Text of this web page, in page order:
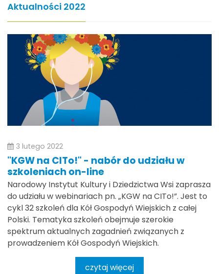
Aktualności 2022
3 lutego 2022
"KGW na CITo!" - nabór do udziału w
szkoleniach on-line
Narodowy Instytut Kultury i Dziedzictwa Wsi zaprasza
do udziału w webinariach pn. „KGW na CITo!”. Jest to
cykl 32 szkoleń dla Kół Gospodyń Wiejskich z całej
Polski. Tematyka szkoleń obejmuje szerokie
spektrum aktualnych zagadnień związanych z
prowadzeniem Kół Gospodyń Wiejskich.
czytaj więcej